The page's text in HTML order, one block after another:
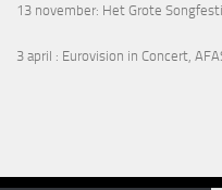
13 november: Het Grote
3 april : Eurovision in Concert,